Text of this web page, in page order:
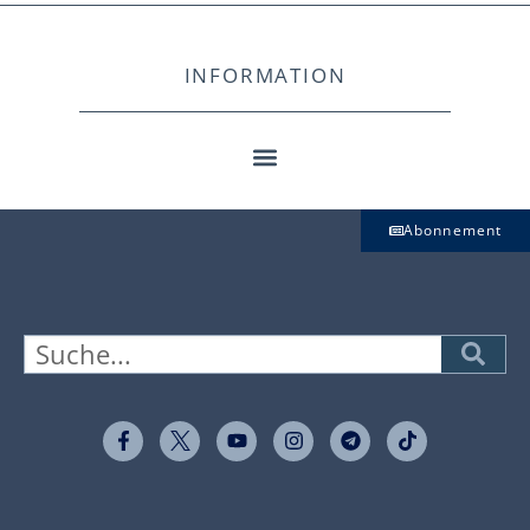
INFORMATION
Abonnement